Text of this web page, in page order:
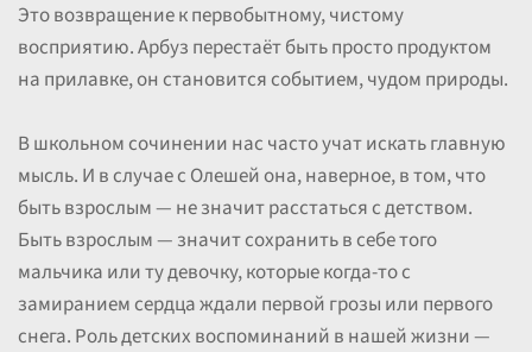
Это возвращение к первобытному, чистому
восприятию. Арбуз перестаёт быть просто продуктом
на прилавке, он становится событием, чудом природы.
В школьном сочинении нас часто учат искать главную
мысль. И в случае с Олешей она, наверное, в том, что
быть взрослым — не значит расстаться с детством.
Быть взрослым — значит сохранить в себе того
мальчика или ту девочку, которые когда-то с
замиранием сердца ждали первой грозы или первого
снега. Роль детских воспоминаний в нашей жизни —